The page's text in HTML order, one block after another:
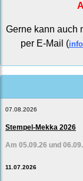
Gerne kann auch
per E-Mail (
07.08.2026
Stempel-Mekka 2026
Am 05.09.26 und
11.07.2026